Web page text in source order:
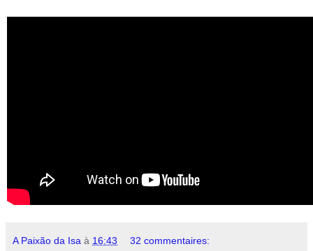
A Paixão da Isa à 16:43 32 commentaires: